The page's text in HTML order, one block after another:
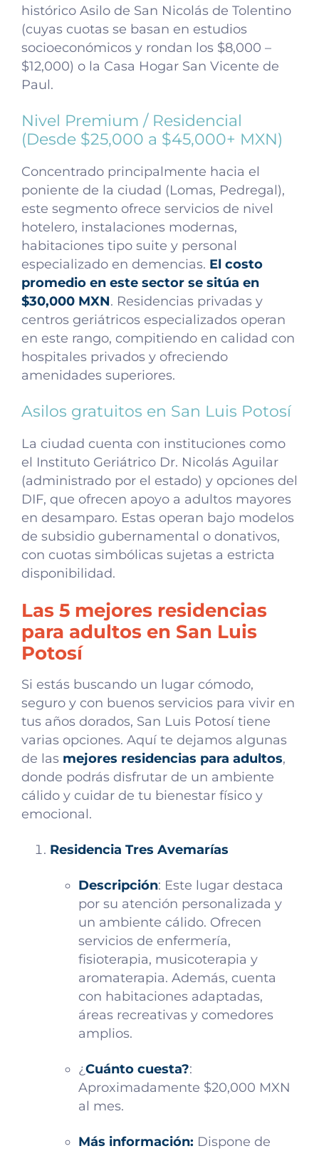
histórico Asilo de San Nicolás de Tolentino
(cuyas cuotas se basan en estudios
socioeconómicos y rondan los $8,000 –
$12,000) o la Casa Hogar San Vicente de
Paul.
Nivel Premium / Residencial
(Desde $25,000 a $45,000+ MXN)
Concentrado principalmente hacia el
poniente de la ciudad (Lomas, Pedregal),
este segmento ofrece servicios de nivel
hotelero, instalaciones modernas,
habitaciones tipo suite y personal
especializado en demencias. El costo
promedio en este sector se sitúa en
$30,000 MXN. Residencias privadas y
centros geriátricos especializados operan
en este rango, compitiendo en calidad con
hospitales privados y ofreciendo
amenidades superiores.
Asilos gratuitos en San Luis Potosí
La ciudad cuenta con instituciones como
el Instituto Geriátrico Dr. Nicolás Aguilar
(administrado por el estado) y opciones del
DIF, que ofrecen apoyo a adultos mayores
en desamparo. Estas operan bajo modelos
de subsidio gubernamental o donativos,
con cuotas simbólicas sujetas a estricta
disponibilidad.
Las 5 mejores residencias
para adultos en San Luis
Potosí
Si estás buscando un lugar cómodo,
seguro y con buenos servicios para vivir en
tus años dorados, San Luis Potosí tiene
varias opciones. Aquí te dejamos algunas
de las mejores residencias para adultos,
donde podrás disfrutar de un ambiente
cálido y cuidar de tu bienestar físico y
emocional.
Residencia Tres Avemarías
Descripción: Este lugar destaca
por su atención personalizada y
un ambiente cálido. Ofrecen
servicios de enfermería,
fisioterapia, musicoterapia y
aromaterapia. Además, cuenta
con habitaciones adaptadas,
áreas recreativas y comedores
amplios.
¿Cuánto cuesta?:
Aproximadamente $20,000 MXN
al mes.
Más información: Dispone de